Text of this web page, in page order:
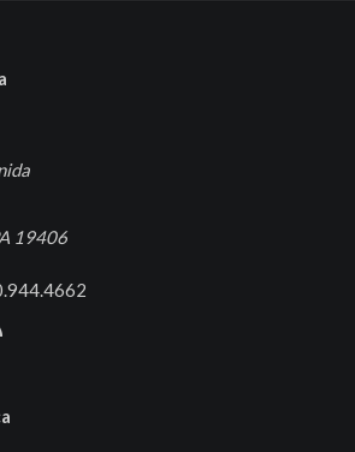
19406